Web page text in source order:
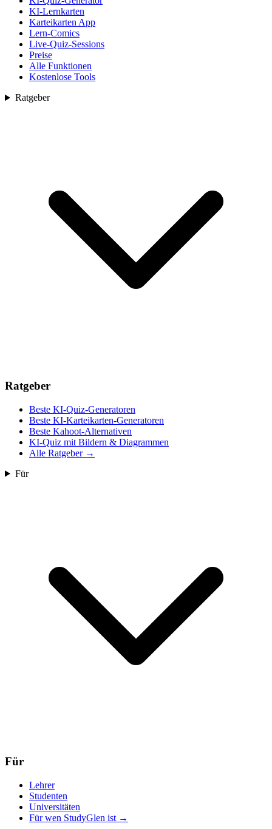
KI-Lernkarten
Karteikarten App
Lern-Comics
Live-Quiz-Sessions
Preise
Alle Funktionen
Kostenlose Tools
Ratgeber
Ratgeber
Beste KI-Quiz-Generatoren
Beste KI-Karteikarten-Generatoren
Beste Kahoot-Alternativen
KI-Quiz mit Bildern & Diagrammen
Alle Ratgeber→
Für
Für
Lehrer
Studenten
Universitäten
Für wen StudyGlen ist →